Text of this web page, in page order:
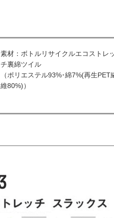
素材：ボトルリサイクルエコストレ
チ裏綿ツイル
（ポリエステル93%･綿7%(再生PET
維80%)）